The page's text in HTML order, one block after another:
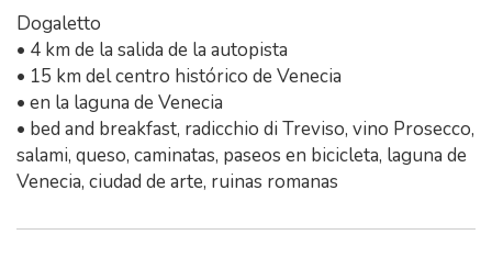
Dogaletto
• 4 km de la salida de la autopista
• 15 km del centro histórico de Venecia
• en la laguna de Venecia
• bed and breakfast, radicchio di Treviso, vino Prosecco,
salami, queso, caminatas, paseos en bicicleta, laguna de
Venecia, ciudad de arte, ruinas romanas